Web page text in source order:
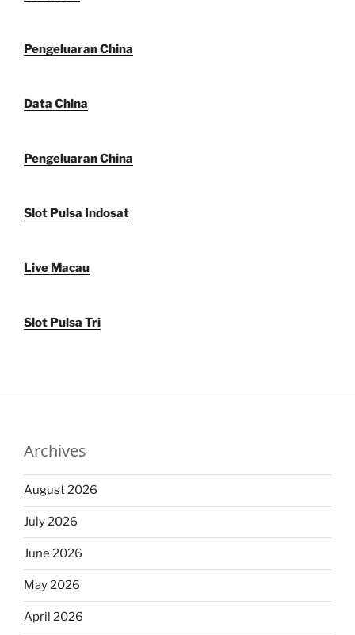
Pengeluaran China
Data China
Pengeluaran China
Slot Pulsa Indosat
Live Macau
Slot Pulsa Tri
Archives
August 2026
July 2026
June 2026
May 2026
April 2026